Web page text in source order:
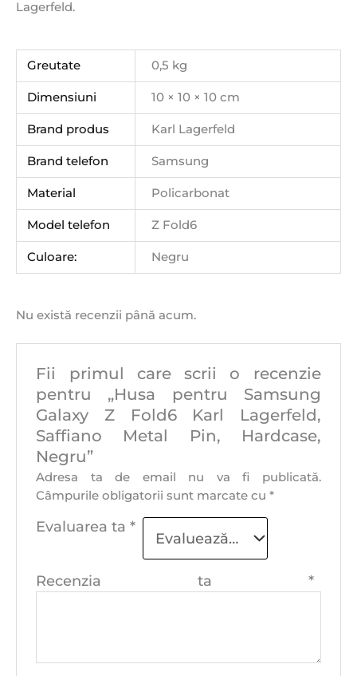
Lagerfeld.
Greutate 0,5 kg
Dimensiuni 10 × 10 × 10 cm
Brand produs Karl Lagerfeld
Brand telefon Samsung
Material Policarbonat
Model telefon Z Fold6
Culoare: Negru
Nu există recenzii până acum.
Fii primul care scrii o recenzie
pentru „Husa pentru Samsung
Galaxy Z Fold6 Karl Lagerfeld,
Saffiano Metal Pin, Hardcase,
Negru”
Adresa ta de email nu va fi publicată.
Câmpurile obligatorii sunt marcate cu*
Evaluarea ta*
Recenzia ta *